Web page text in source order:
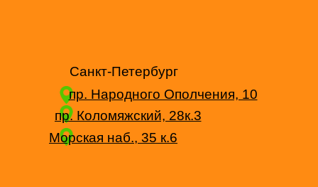
Санкт-Петербург
пр. Народного Ополчения, 10
пр. Коломяжский, 28к.3
Морская наб., 35 к.6